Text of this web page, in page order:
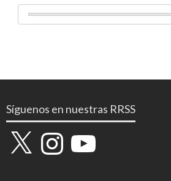
Síguenos en nuestras RRSS
X InstagramYouTube